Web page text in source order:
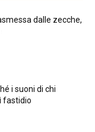
dalle zecche,
i suoni di chi
fastidio